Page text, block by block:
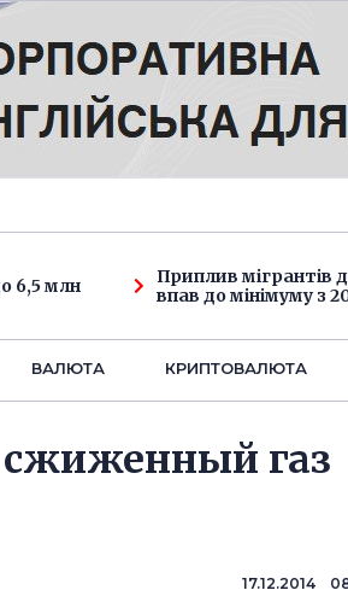
6,5 млн
Приплив мігрантів
впав до мінімуму з
ВАЛЮТА КРИПТОВАЛЮТА
газ
17.12.2014